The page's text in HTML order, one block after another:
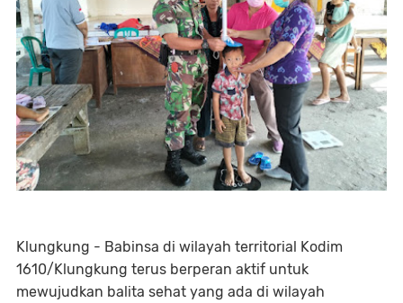
Klungkung - Babinsa di wilayah territorial Kodim
1610/Klungkung terus berperan aktif untuk
mewujudkan balita sehat yang ada di wilayah